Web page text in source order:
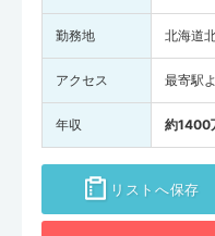
勤務地 北海道
アクセス 最寄駅
年収 約1400
リストへ保存